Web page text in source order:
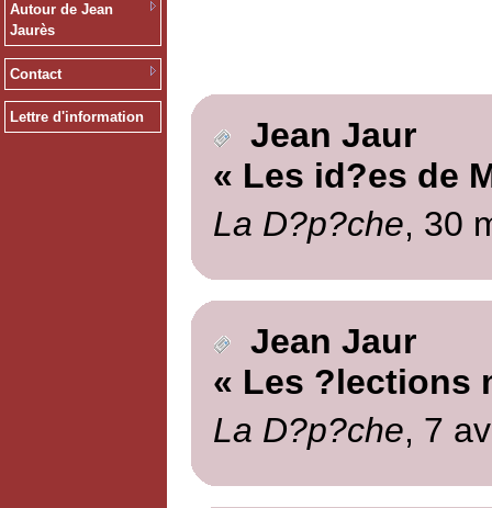
Autour de Jean
Jaurès
Contact
Lettre d'information
Jean Jaur
« Les id?es de
La D?p?che, 30
Jean Jaur
« Les ?lections
La D?p?che, 7